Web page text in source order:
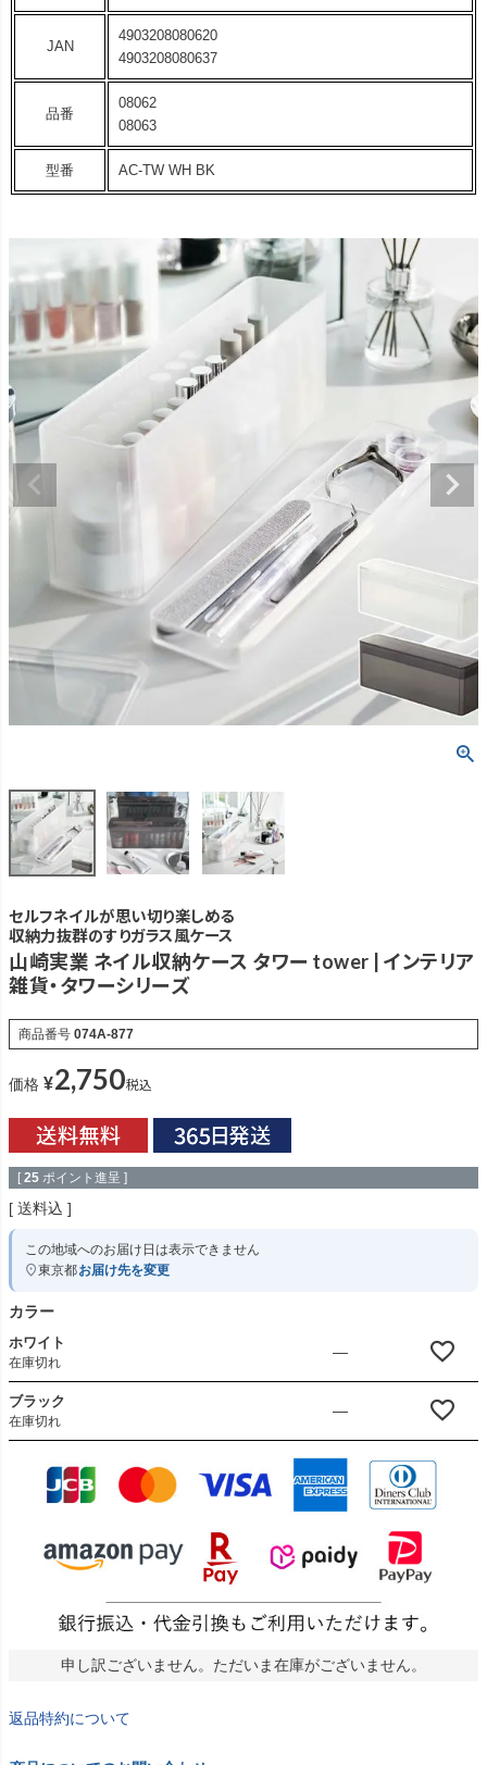
JAN
4903208080620
4903208080637
品番
08062
08063
型番 AC-TW WH BK
セルフネイルが思い切り楽しめる
収納力抜群のすりガラス風ケース
山崎実業 ネイル収納ケース タワー tower | インテリア
雑貨・タワーシリーズ
商品番号 074A-877
価格 ¥2,750税込
[ 25 ポイント進呈 ]
送料込
この地域へのお届け日は表示できません
東京都お届け先を変更
カラー
ホワイト
在庫切れ
—
ブラック
在庫切れ
—
申し訳ございません。ただいま在庫がございません。
返品特約について